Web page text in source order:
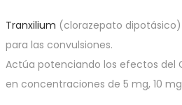
Tranxilium (clorazepato
para las convulsiones.
Actúa potenciando los efectos del
en concentraciones de 5 mg, 10